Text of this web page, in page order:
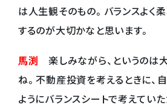
は人生観そのもの。バランスよく
するのが大切かなと思います。
馬渕 楽しみながら、というのは
ね。不動産投資を考えるときに、
ようにバランスシートで考えてい